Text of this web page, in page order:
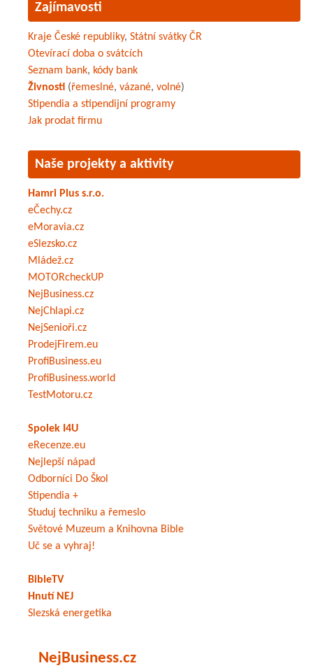
Zajímavosti
Kraje České republiky, Státní svátky ČR
Otevírací doba o svátcích
Seznam bank, kódy bank
Živnosti (řemeslné, vázané, volné)
Stipendia a stipendijní programy
Jak prodat firmu
Naše projekty a aktivity
Hamri Plus s.r.o.
eČechy.cz
eMoravia.cz
eSlezsko.cz
Mládež.cz
MOTORcheckUP
NejBusiness.cz
NejChlapi.cz
NejSenioři.cz
ProdejFirem.eu
ProfiBusiness.eu
ProfiBusiness.world
TestMotoru.cz
Spolek I4U
eRecenze.eu
Nejlepší nápad
Odborníci Do Škol
Stipendia +
Studuj techniku a řemeslo
Světové Muzeum a Knihovna Bible
Uč se a vyhraj!
BibleTV
Hnutí NEJ
Slezská energetika
NejBusiness.cz